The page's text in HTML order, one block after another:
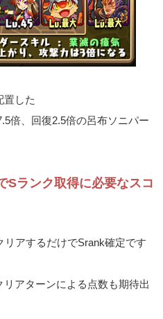
置した
倍、回復2.5倍の呂布ソニパー
Sランク取得に必要なスコ
アするだけでSrank確定です
アターンによる点数も期待出